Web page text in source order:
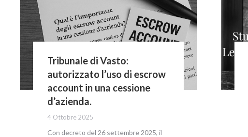
Tribunale di Vasto:
autorizzato l’uso di escrow
account in una cessione
d’azienda.
4 Ottobre 2025
Con decreto del 26 settembre 2025, il